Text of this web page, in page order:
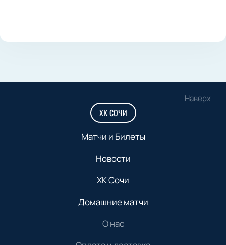
Наверх
ХК СОЧИ
Матчи и Билеты
Новости
ХК Сочи
Домашние матчи
О нас